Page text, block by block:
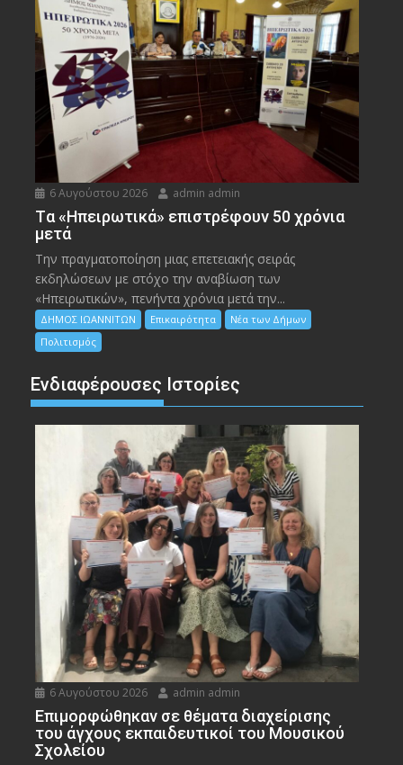
6 Αυγούστου 2026 admin admin
Tα «Ηπειρωτικά» επιστρέφουν 50 χρόνια
μετά
Την πραγματοποίηση μιας επετειακής σειράς
εκδηλώσεων με στόχο την αναβίωση των
«Ηπειρωτικών», πενήντα χρόνια μετά την...
ΔΗΜΟΣ ΙΩΑΝΝΙΤΩΝ Επικαιρότητα
Νέα των Δήμων
Πολιτισμός
Ενδιαφέρουσες Ιστορίες
6 Αυγούστου 2026 admin admin
Eπιμορφώθηκαν σε θέματα διαχείρισης
του άγχους εκπαιδευτικοί του Μουσικού
Σχολείου